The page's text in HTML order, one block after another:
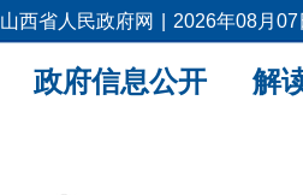
山西省人民政府网 2026年08月07
政府信息公开 解